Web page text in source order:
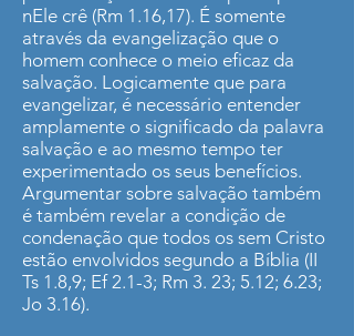
nEle crê (Rm 1.16,17). É somente
através da evangelização que o
homem conhece o meio eficaz da
salvação. Logicamente que para
evangelizar, é necessário entender
amplamente o significado da palavra
salvação e ao mesmo tempo ter
experimentado os seus benefícios.
Argumentar sobre salvação também
é também revelar a condição de
condenação que todos os sem Cristo
estão envolvidos segundo a Bíblia (II
Ts 1.8,9; Ef 2.1-3; Rm 3. 23; 5.12; 6.23;
Jo 3.16).